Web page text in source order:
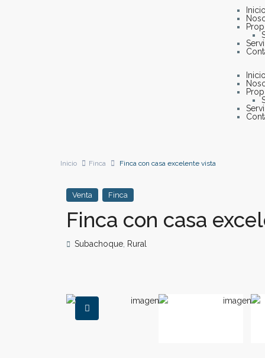
Inicio Finca Finca con casa excelente vista
Venta Finca
Finca con casa
Subachoque Rural